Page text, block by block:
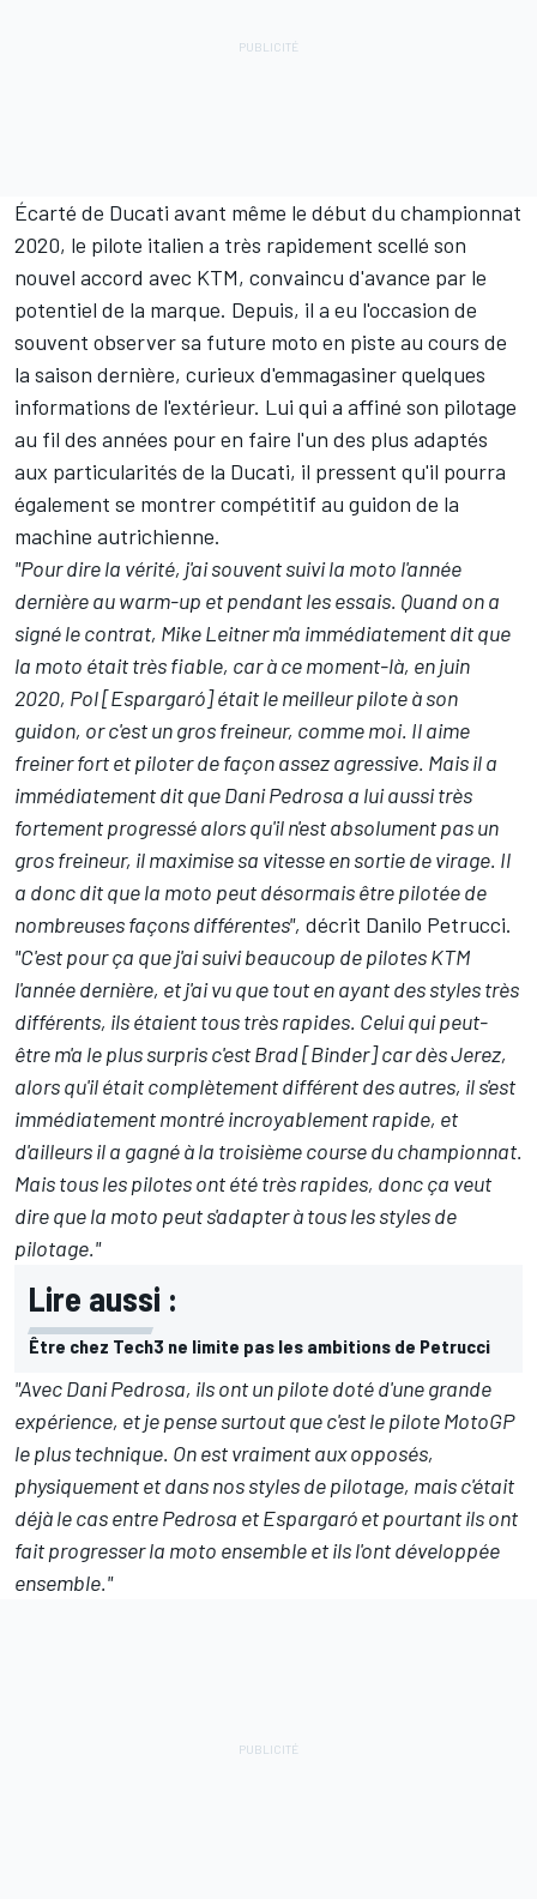
Écarté de Ducati avant même le début du championnat
2020, le pilote italien a très rapidement scellé son
nouvel accord avec KTM, convaincu d'avance par le
potentiel de la marque. Depuis, il a eu l'occasion de
souvent observer sa future moto en piste au cours de
la saison dernière, curieux d'emmagasiner quelques
informations de l'extérieur. Lui qui a affiné son pilotage
au fil des années pour en faire l'un des plus adaptés
aux particularités de la Ducati, il pressent qu'il pourra
également se montrer compétitif au guidon de la
machine autrichienne.
"Pour dire la vérité, j'ai souvent suivi la moto l'année
dernière au warm-up et pendant les essais. Quand on a
signé le contrat, Mike Leitner m'a immédiatement dit que
la moto était très fiable, car à ce moment-là, en juin
2020, Pol [Espargaró] était le meilleur pilote à son
guidon, or c'est un gros freineur, comme moi. Il aime
freiner fort et piloter de façon assez agressive. Mais il a
immédiatement dit que Dani Pedrosa a lui aussi très
fortement progressé alors qu'il n'est absolument pas un
gros freineur, il maximise sa vitesse en sortie de virage. Il
a donc dit que la moto peut désormais être pilotée de
nombreuses façons différentes", décrit Danilo Petrucci.
"C'est pour ça que j'ai suivi beaucoup de pilotes KTM
l'année dernière, et j'ai vu que tout en ayant des styles très
différents, ils étaient tous très rapides. Celui qui peut-
être m'a le plus surpris c'est Brad [Binder] car dès Jerez,
alors qu'il était complètement différent des autres, il s'est
immédiatement montré incroyablement rapide, et
d'ailleurs il a gagné à la troisième course du championnat.
Mais tous les pilotes ont été très rapides, donc ça veut
dire que la moto peut s'adapter à tous les styles de
pilotage."
Lire aussi :
Être chez Tech3 ne limite pas les ambitions de Petrucci
"Avec Dani Pedrosa, ils ont un pilote doté d'une grande
expérience, et je pense surtout que c'est le pilote MotoGP
le plus technique. On est vraiment aux opposés,
physiquement et dans nos styles de pilotage, mais c'était
déjà le cas entre Pedrosa et Espargaró et pourtant ils ont
fait progresser la moto ensemble et ils l'ont développée
ensemble."